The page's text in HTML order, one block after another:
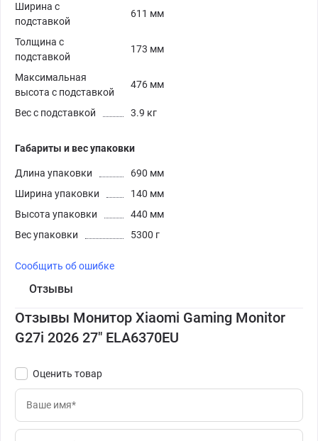
Ширина с
подставкой
611 мм
Толщина с
подставкой
173 мм
Максимальная
высота с подставкой
476 мм
Вес с подставкой 3.9 кг
Габариты и вес упаковки
Длина упаковки
690 мм
Ширина упаковки
140 мм
Высота упаковки
440 мм
Вес упаковки
5300 г
Сообщить об ошибке
Отзывы
Отзывы Монитор Xiaomi Gaming Monitor
G27i 2026 27" ELA6370EU
Оценить товар